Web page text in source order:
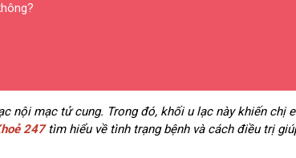
nội mạc tử cung. Trong đó, khối u lạc này khiến chị
247tìm hiểu về tình trạng bệnh và cách điều trị